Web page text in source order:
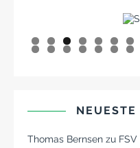
7 8 9 0 1 2 3
NEUESTE
Thomas Bernsen zu